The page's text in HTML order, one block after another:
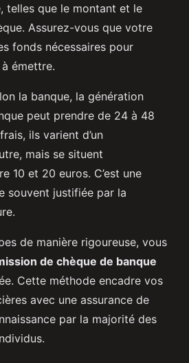
telles que le montant et le
Assurez-vous que votre
fonds nécessaires pour
émettre.
la banque, la génération
peut prendre de 24 à 48
ils varient d’un
mais se situent
10 et 20 euros. C’est une
souvent justifiée par la
de manière rigoureuse, vous
de chèque de banque
Cette méthode encadre vos
avec une assurance de
par la majorité des